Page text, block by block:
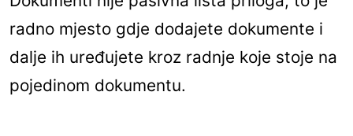
radno mjesto gdje dodajete dokumente i
dalje ih uređujete kroz radnje koje stoje na
pojedinom dokumentu.